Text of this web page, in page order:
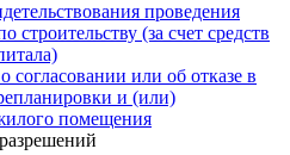
проведения
строительству (за счет средств
согласовании или об отказе в
и (или)
помещения